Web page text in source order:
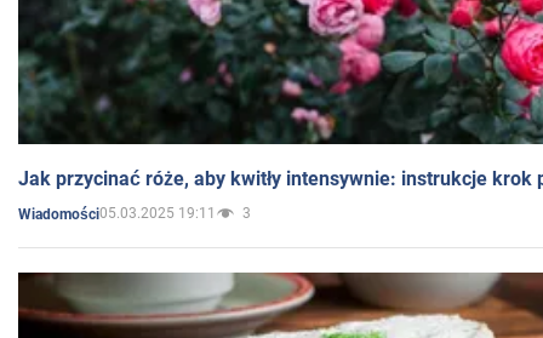
Jak przycinać róże, aby kwitły intensywnie: instrukcje krok
Wiadomości05.03.2025 19:11 3